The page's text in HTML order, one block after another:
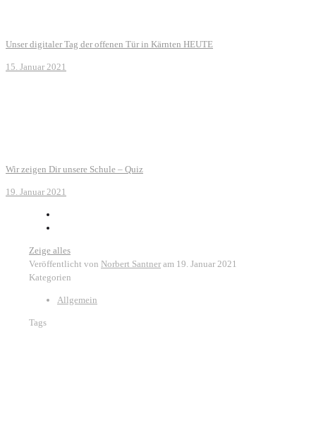
Unser digitaler Tag der offenen Tür in Kärnten HEUTE
15. Januar 2021
Wir zeigen Dir unsere Schule – Quiz
19. Januar 2021
Zeige alles
Veröffentlicht von Norbert Santner am 19. Januar 2021
Kategorien
Allgemein
Tags